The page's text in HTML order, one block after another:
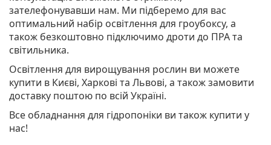
зателефонувавши нам. Ми підберемо для вас
оптимальний набір освітлення для гроубоксу, а
також безкоштовно підключимо дроти до ПРА та
світильника.
Освітлення для вирощування рослин ви можете
купити в Києві, Харкові та Львові, а також замовити
доставку поштою по всій Україні.
Все обладнання для гідропоніки ви також купити у
нас!